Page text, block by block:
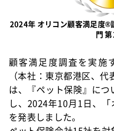
2024年 オリコン顧客満足度®
門
顧客満足度調査を実施
（本社：東京都港区、代
は、『ペット保険』に
し、2024年10月1日、
を発表しました。